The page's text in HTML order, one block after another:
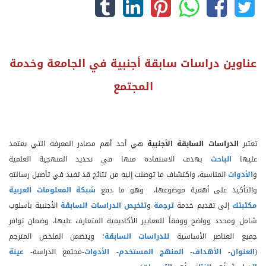
عناوين دراسات سابقة أجنبية في الجامعة وخدمة
المجتمع
تعتبر الدراسات السابقة الأجنبيةهي أحد أهم مصادر المعرفة التي يعتمد
عليها الباحث بهدف الاستفادة منها في تحديد المنهجية العلمية
والأدواتالمناسبة، واكتشاف ما توصلت إليه من نتائج قد تفيد في تأصيل رسالته
والتأكيد على أهمية موضوعها، وهو ما دفع شبكة المعلومات العربية
مكتبتكإلى تقديم خدمة ترجمةوتلخيص الدراسات السابقةالأجنبية بأسلوب
شامل ومحدد وواضح ووفقاً للمعايير الأكاديمية المتعارف عليها، وضمان توافر
جميع العناصر الأساسية للدراسات السابقة؛ ويتضمن الملخص المترجم
(العنوان- الأهداف- المنهج المستخدم- الأدوات-مجتمع الدراسة- عينة